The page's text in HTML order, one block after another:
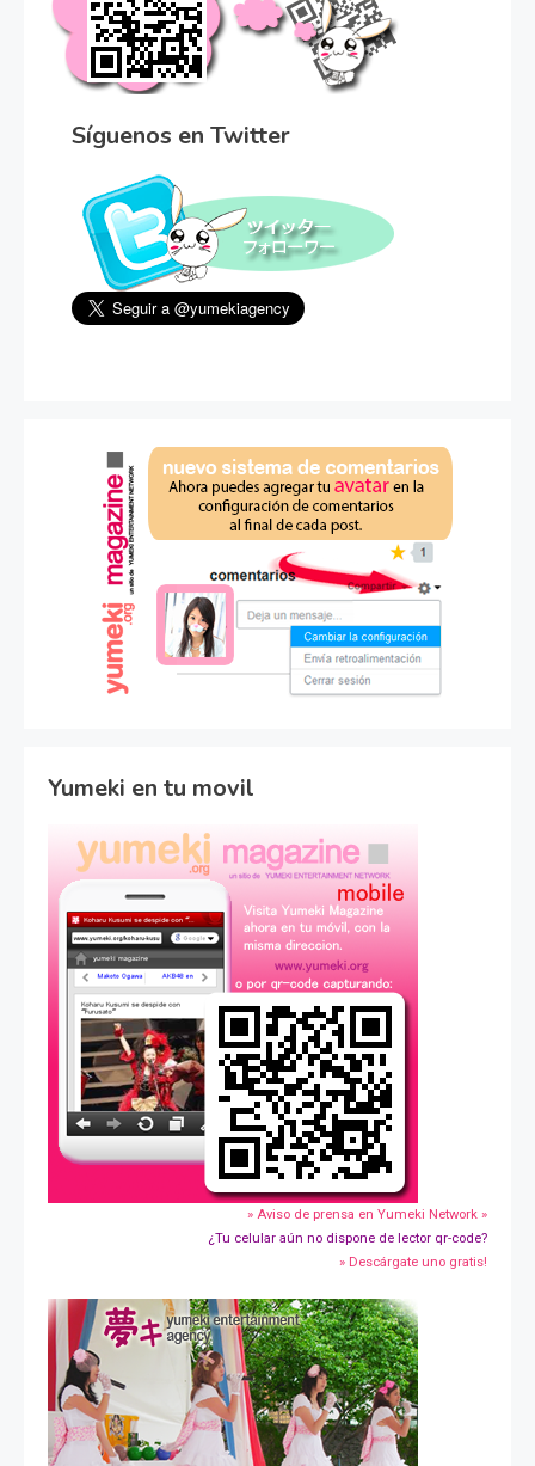
Síguenos en Twitter
Yumeki en tu movil
» Aviso de prensa en Yumeki Network »
¿Tu celular aún no dispone de lector qr-code?
» Descárgate uno gratis!